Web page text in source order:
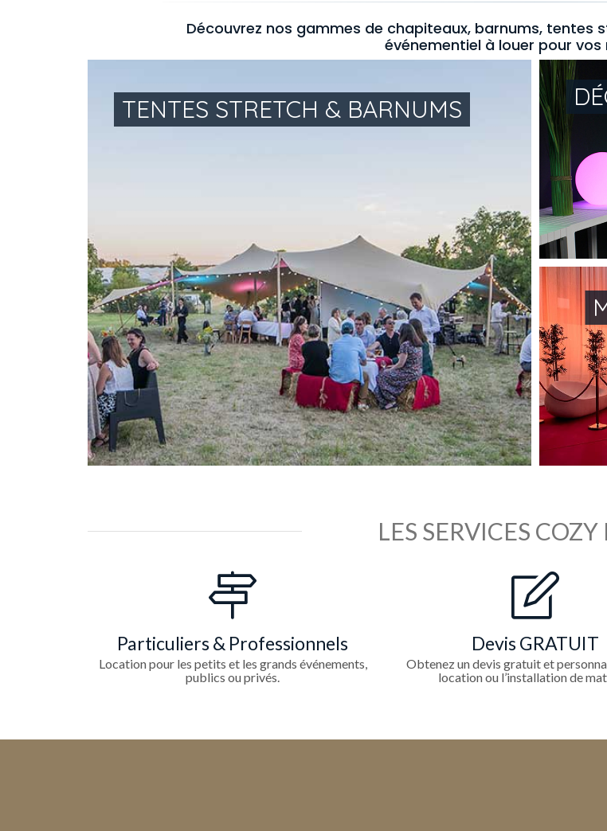
Découvrez nos gammes de chapiteaux, barnums,
événementiel à louer pour vos
TENTES STRETCH & BARNUMS
LES SERVICES
Particuliers & Professionnels
Location pour les petits et les grands événements,
publics ou privés.
Devis GRATUIT
Obtenez un devis gratuit et
location ou l’installation de